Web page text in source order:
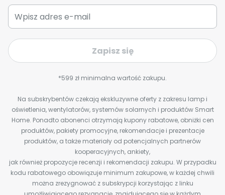
Zapisz się
*599 zł minimalna wartość zakupu.
Na subskrybentów czekają ekskluzywne oferty z zakresu lamp i
oświetlenia, wentylatorów, systemów solarnych i produktów Smart
Home. Ponadto abonenci otrzymają kupony rabatowe, obniżki cen
produktów, pakiety promocyjne, rekomendacje i prezentacje
produktów, a także materiały od potencjalnych partnerów
kooperacyjnych, ankiety,
jak również propozycje recenzji i rekomendacji zakupu. W przypadku
kodu rabatowego obowiązuje minimum zakupowe, w każdej chwili
można zrezygnować z subskrypcji korzystając z linku